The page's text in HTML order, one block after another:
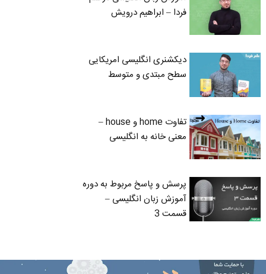
فردا – ابراهیم درویش
دیکشنری انگلیسی امریکایی
سطح مبتدی و متوسط
تفاوت home و house –
معنی خانه به انگلیسی
پرسش و پاسخ مربوط به دوره
آموزش زبان انگلیسی –
قسمت 3